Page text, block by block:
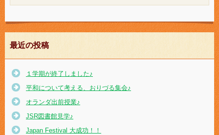
最近の投稿
１学期が終了しました♪
平和について考える、おりづる集会♪
オランダ出前授業♪
JSR図書館見学♪
Japan Festival 大成功！！